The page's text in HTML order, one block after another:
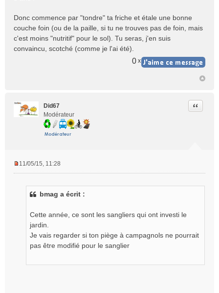
Donc commence par "tondre" ta friche et étale une bonne
couche foin (ou de la paille, si tu ne trouves pas de foin, mais
c'est moins "nutritif" pour le sol). Tu seras, j'en suis
convaincu, scotché (comme je l'ai été).
0 x
Did67
Modérateur
Citer
11/05/15, 11:28
bmag a écrit :
Cette année, ce sont les sangliers qui ont investi le
jardin.
Je vais regarder si ton piège à campagnols ne pourrait
pas être modifié pour le sanglier